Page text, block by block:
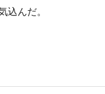
んだ。